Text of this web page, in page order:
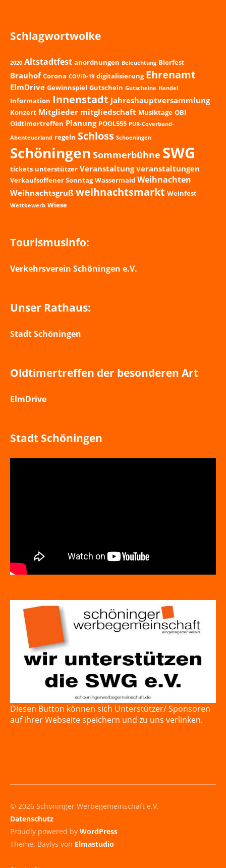
Schlagwortwolke
2020 Altstadtfest anordnungen Beleuchtung Bierfest
Brauhof Corona COVID-19 digitalisierung Ehrenamt
ElmDrive Gewinnspiel Gutschein Gutscheine Handel
Information Innenstadt Jahreshauptversammlung
Konzert Mitglieder mitgliedschaft Musiktage OBI
Oldtimertreffen Planung POOL555 PUR-Coverband-
Abenteuerland regeln Schloss Schoeningen
Schöningen Sommerbühne SWG
tickets unterstützer Veranstaltung veranstaltungen
Verkaufsoffener Sonntag Wassermaid Weihnachten
Weihnachtsgruß weihnachtsmarkt Weinfest
Wettbewerb Wiese
Tourismusinfo:
Verkehrsverein Schöningen e.V.
Unser Rathaus:
Stadt Schöningen
Oldtimertreffen der besonderen Art
ElmDrive
Stadt Schöningen
Diesen Button können sich Unterstützer/ Sponsoren
auf ihrer Webseite speichern und zu uns verlinken.
© 2026 Schöninger Werbegemeinschaft e.V.
Datenschutz
Proudly powered by WordPress
Theme: Baylys von Elmastudio